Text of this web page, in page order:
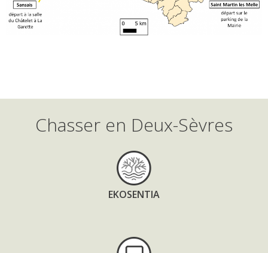
Chasser en Deux-Sèvres
EKOSENTIA